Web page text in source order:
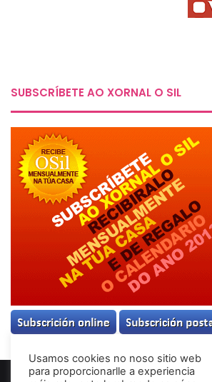
SUBSCRÍBETE AO XORNAL O SIL
Usamos cookies no noso sitio web
para proporcionarlle a experiencia